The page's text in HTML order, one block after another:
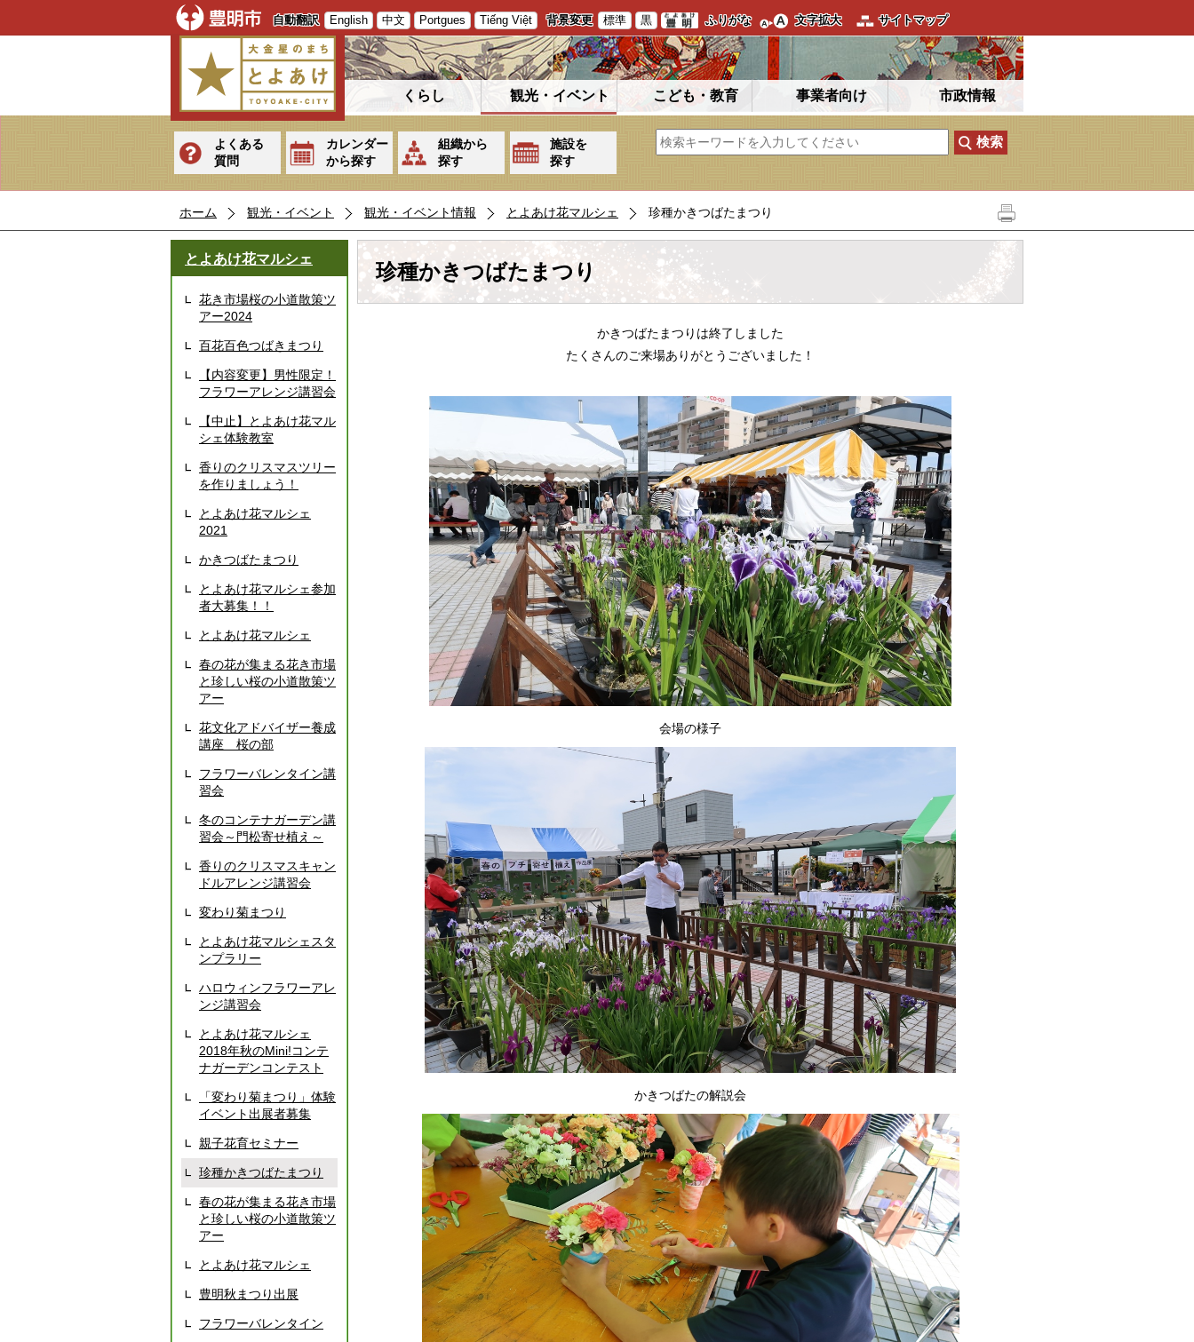
自動翻訳 English 中文 Portgues Tiếng Việt 背景変更 標準 黒 ふりがな 文字拡大 サイトマップ
くらし 観光・イベント こども・教育 事業者向け 市政情報
よくある
質問
カレンダー
から探す
組織から
探す
施設を
探す
ホーム 観光・イベント 観光・イベント情報 とよあけ花マルシェ 珍種かきつばたまつり
とよあけ花マルシェ
花き市場桜の小道散策ツ
アー2024
百花百色つばきまつり
【内容変更】男性限定！
フラワーアレンジ講習会
【中止】とよあけ花マル
シェ体験教室
香りのクリスマスツリー
を作りましょう！
とよあけ花マルシェ
2021
かきつばたまつり
とよあけ花マルシェ参加
者大募集！！
とよあけ花マルシェ
春の花が集まる花き市場
と珍しい桜の小道散策ツ
アー
花文化アドバイザー養成
講座 桜の部
フラワーバレンタイン講
習会
冬のコンテナガーデン講
習会～門松寄せ植え～
香りのクリスマスキャン
ドルアレンジ講習会
変わり菊まつり
とよあけ花マルシェスタ
ンプラリー
ハロウィンフラワーアレ
ンジ講習会
とよあけ花マルシェ
2018年秋のMini!コンテ
ナガーデンコンテスト
「変わり菊まつり」体験
イベント出展者募集
親子花育セミナー
珍種かきつばたまつり
春の花が集まる花き市場
と珍しい桜の小道散策ツ
アー
とよあけ花マルシェ
豊明秋まつり出展
フラワーバレンタイン
珍種かきつばたまつり
かきつばたまつりは終了しました
たくさんのご来場ありがとうございました！
会場の様子
かきつばたの解説会